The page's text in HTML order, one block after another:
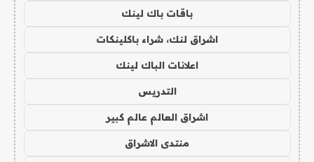
باقات باك لينك
اشراق لنك، شراء باكلينكات
اعلانات الباك لينك
التدريس
اشراق العالم عالم كبير
منتدى الاشراق